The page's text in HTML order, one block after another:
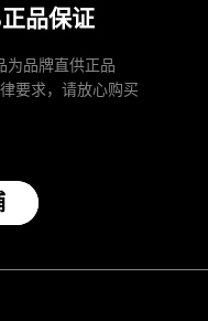
品保证
为品牌直供正品
要求，请放心购买